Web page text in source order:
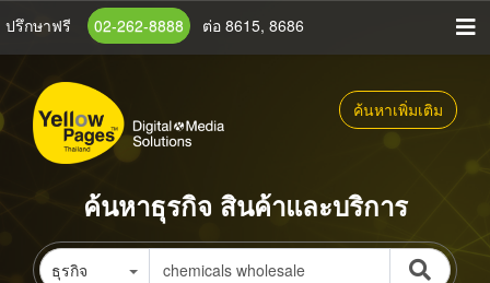
ข้าม
เนื้อหา
หลัก
ปรึกษาฟรี 02-262-8888 ต่อ 8615, 8686
ค้นหาเพิ่มเติม
ค้นหาธุรกิจ สินค้าและบริการ
ธุรกิจ